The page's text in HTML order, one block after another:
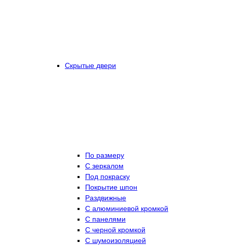
Скрытые двери
По размеру
C зеркалом
Под покраску
Покрытие шпон
Раздвижные
С алюминиевой кромкой
С панелями
С черной кромкой
С шумоизоляцией